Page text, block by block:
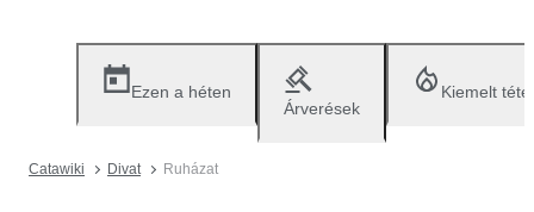
Ezen a héten
Árverések
Kiemelt
Catawiki Divat Ruházat